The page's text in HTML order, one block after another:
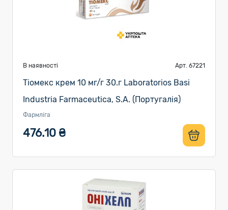
В наявності Арт. 67221
Тіомекс крем 10 мг/г 30.г Laboratorios Basi
Industria Farmaceutica, S.A. (Португалія)
Фармліга
476.10 ₴